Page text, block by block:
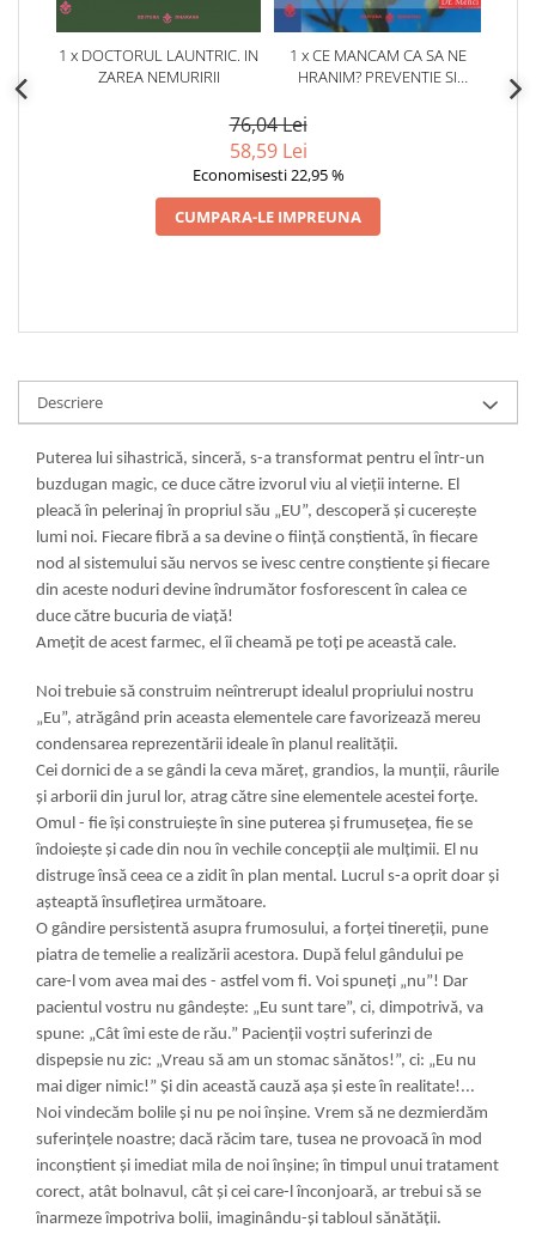
1 x DOCTORUL LAUNTRIC. IN
ZAREA NEMURIRII
1 x CE MANCAM CA SA NE
HRANIM? PREVENTIE SI
CARDIOVASCULARE SI IN
76,04 Lei
58,59 Lei
Economisesti 22,95 %
CUMPARA-LE IMPREUNA
Descriere
Puterea lui sihastrică, sinceră, s-a transformat pentru el într-un
buzdugan magic, ce duce către izvorul viu al vieții interne. El
pleacă în pelerinaj în propriul său „EU”, descoperă și cucerește
lumi noi. Fiecare fibră a sa devine o ființă conștientă, în fiecare
nod al sistemului său nervos se ivesc centre conștiente și fiecare
din aceste noduri devine îndrumător fosforescent în calea ce
duce către bucuria de viață!
Amețit de acest farmec, el îi cheamă pe toți pe această cale.
Noi trebuie să construim neîntrerupt idealul propriului nostru
„Eu”, atrăgând prin aceasta elementele care favorizează mereu
condensarea reprezentării ideale în planul real ității.
Cei dornici de a se gând i la ceva măreț, grand ios, la munții, râuri le
și arborii d in jurul lor, atrag către sine elementele acestei forțe.
Omul - fe își construiește în sine puterea și frumusețea, fe se
îndoiește și cade d in nou în vechi le concepții ale mulțimii. El nu
d istruge însă ceea ce a zid it în plan mental. Lucrul s-a oprit doar și
așteaptă însuflețirea următoare.
O gând ire persistentă asupra frumosului, a forței tnereții, pune
piatra de temel ie a real izării acestora. După felul gândului pe
care-l vom avea mai des - astfel vom f. Voi spuneți „nu”! Dar
pacientul vostru nu gândește: „Eu sunt tare”, ci, d impotrivă, va
spune: „Cât îmi este de rău.” Pacienții voștri suferinzi de
d ispepsie nu zic: „Vreau să am un stomac sănătos!”, ci: „Eu nu
mai d iger nimic!” Și d in această cauză așa și este în real itate!...
Noi vindecăm bol i le și nu pe noi înșine. Vrem să ne dezmierdăm
suferințele noastre; dacă răcim tare, tusea ne provoacă în mod
inconștent și imed iat mi la de noi înșine; în tmpul unui tratament
corect, atât bolnavul, cât și cei care-l înconjoară, ar trebui să se
înarmeze împotriva bol ii, imaginându-și tabloul sănătății.